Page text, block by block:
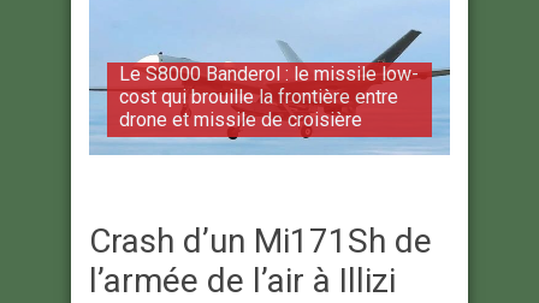
Le S8000 Banderol : le missile low-
cost qui brouille la frontière entre
drone et missile de croisière
Crash d’un Mi171Sh de
l’armée de l’air à Illizi